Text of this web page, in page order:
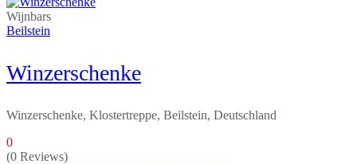
Wijnbars
Beilstein
Winzerschenke
Winzerschenke, Klostertreppe, Beilstein, Deutschland
0
(0 Reviews)